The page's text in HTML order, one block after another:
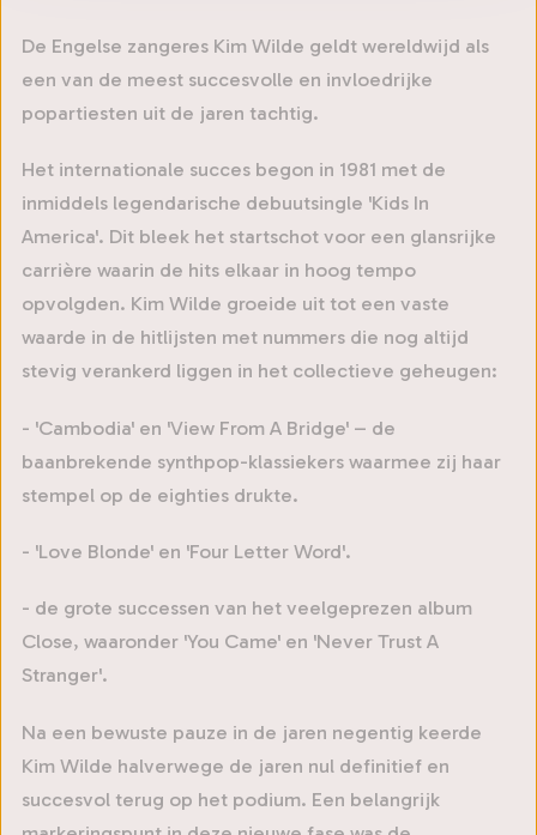
De Engelse zangeres Kim Wilde geldt wereldwijd als
een van de meest succesvolle en invloedrijke
popartiesten uit de jaren tachtig.
Het internationale succes begon in 1981 met de
inmiddels legendarische debuutsingle 'Kids In
America'. Dit bleek het startschot voor een glansrijke
carrière waarin de hits elkaar in hoog tempo
opvolgden. Kim Wilde groeide uit tot een vaste
waarde in de hitlijsten met nummers die nog altijd
stevig verankerd liggen in het collectieve geheugen:
- 'Cambodia' en 'View From A Bridge' – de
baanbrekende synthpop-klassiekers waarmee zij haar
stempel op de eighties drukte.
- 'Love Blonde' en 'Four Letter Word'.
- de grote successen van het veelgeprezen album
Close, waaronder 'You Came' en 'Never Trust A
Stranger'.
Na een bewuste pauze in de jaren negentig keerde
Kim Wilde halverwege de jaren nul definitief en
succesvol terug op het podium. Een belangrijk